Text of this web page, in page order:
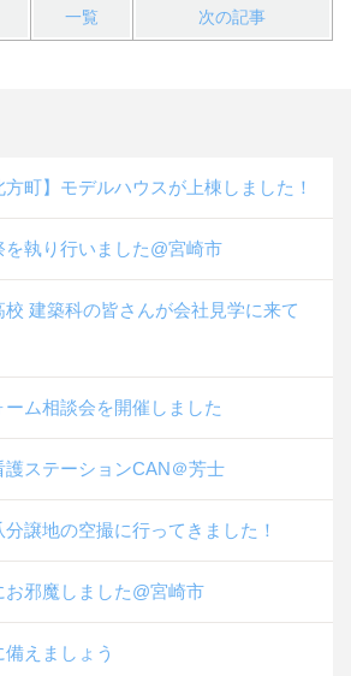
一覧 次の記事
方町】モデルハウスが上棟しました！
を執り行いました@宮崎市
校 建築科の皆さんが会社見学に来て
ーム相談会を開催しました
護ステーションCAN＠芳士
分譲地の空撮に行ってきました！
お邪魔しました@宮崎市
備えましょう